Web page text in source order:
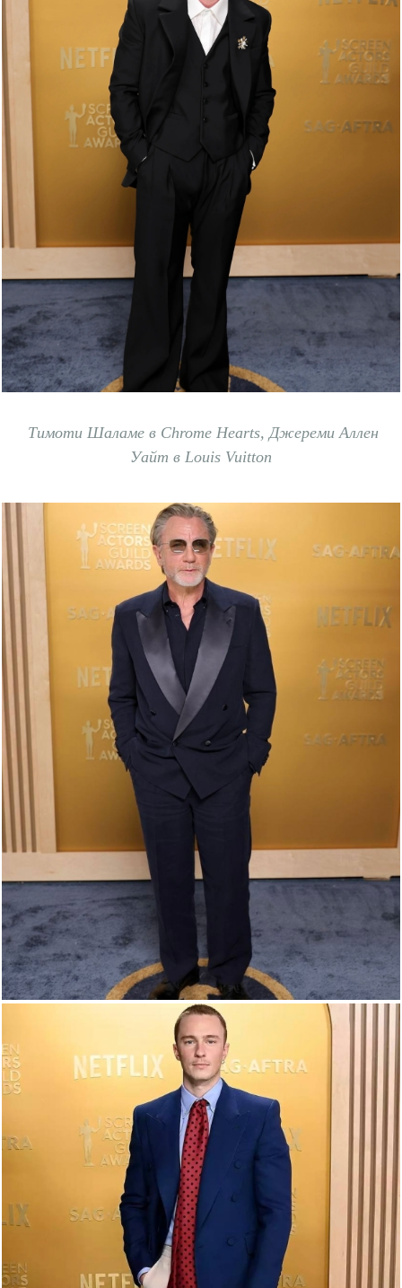
Тимоти Шаламе в Chrome Hearts, Джереми Аллен
Уайт в Louis Vuitton